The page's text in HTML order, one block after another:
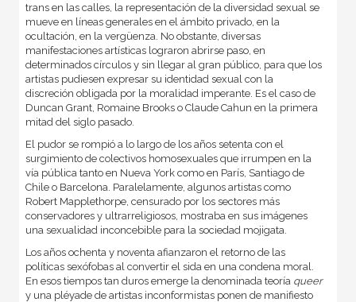
trans en las calles, la representación de la diversidad sexual se
mueve en líneas generales en el ámbito privado, en la
ocultación, en la vergüenza. No obstante, diversas
manifestaciones artísticas lograron abrirse paso, en
determinados círculos y sin llegar al gran público, para que los
artistas pudiesen expresar su identidad sexual con la
discreción obligada por la moralidad imperante. Es el caso de
Duncan Grant, Romaine Brooks o Claude Cahun en la primera
mitad del siglo pasado.
El pudor se rompió a lo largo de los años setenta con el
surgimiento de colectivos homosexuales que irrumpen en la
vía pública tanto en Nueva York como en París, Santiago de
Chile o Barcelona. Paralelamente, algunos artistas como
Robert Mapplethorpe, censurado por los sectores más
conservadores y ultrarreligiosos, mostraba en sus imágenes
una sexualidad inconcebible para la sociedad mojigata.
Los años ochenta y noventa afianzaron el retorno de las
políticas sexófobas al convertir el sida en una condena moral.
En esos tiempos tan duros emerge la denominada teoría queer
y una pléyade de artistas inconformistas ponen de manifiesto